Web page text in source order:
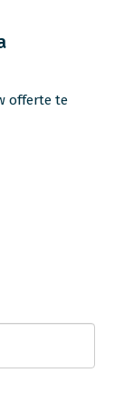
offerte te